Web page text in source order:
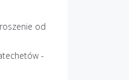
od
-